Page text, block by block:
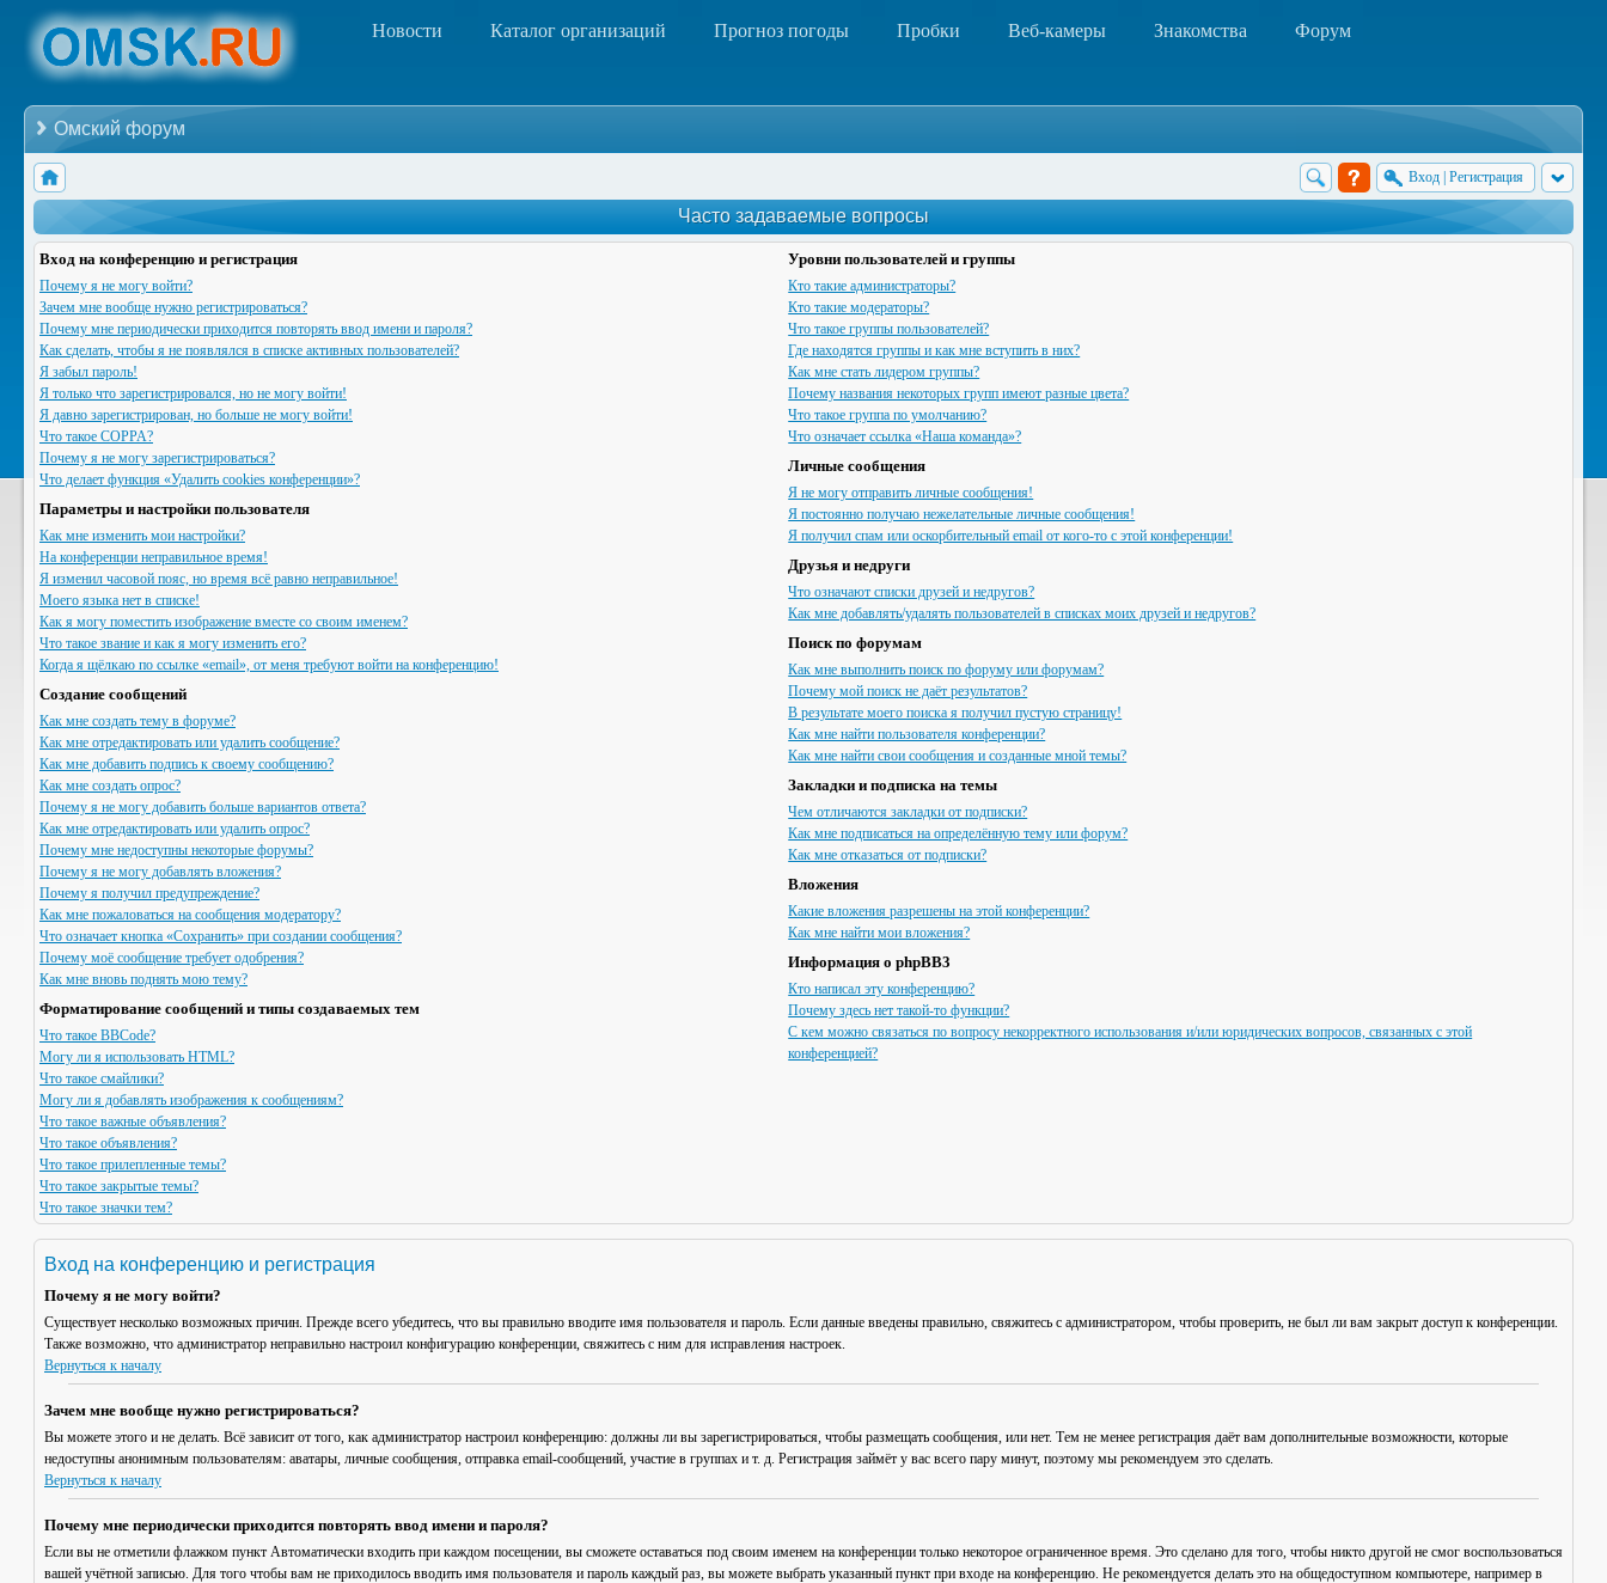
Новости Каталог организаций Прогноз погоды Пробки Веб-камеры Знакомства Форум
Омский форум
Вход Регистрация
Часто задаваемые вопросы
Вход на конференцию и регистрация
Почему я не могу войти?
Зачем мне вообще нужно регистрироваться?
Почему мне периодически приходится повторять ввод имени и пароля?
Как сделать, чтобы я не появлялся в списке активных пользователей?
Я забыл пароль!
Я только что зарегистрировался, но не могу войти!
Я давно зарегистрирован, но больше не могу войти!
Что такое COPPA?
Почему я не могу зарегистрироваться?
Что делает функция «Удалить cookies конференции»?
Параметры и настройки пользователя
Как мне изменить мои настройки?
На конференции неправильное время!
Я изменил часовой пояс, но время всё равно неправильное!
Моего языка нет в списке!
Как я могу поместить изображение вместе со своим именем?
Что такое звание и как я могу изменить его?
Когда я щёлкаю по ссылке «email», от меня требуют войти на конференцию!
Создание сообщений
Как мне создать тему в форуме?
Как мне отредактировать или удалить сообщение?
Как мне добавить подпись к своему сообщению?
Как мне создать опрос?
Почему я не могу добавить больше вариантов ответа?
Как мне отредактировать или удалить опрос?
Почему мне недоступны некоторые форумы?
Почему я не могу добавлять вложения?
Почему я получил предупреждение?
Как мне пожаловаться на сообщения модератору?
Что означает кнопка «Сохранить» при создании сообщения?
Почему моё сообщение требует одобрения?
Как мне вновь поднять мою тему?
Форматирование сообщений и типы создаваемых тем
Что такое BBCode?
Могу ли я использовать HTML?
Что такое смайлики?
Могу ли я добавлять изображения к сообщениям?
Что такое важные объявления?
Что такое объявления?
Что такое прилепленные темы?
Что такое закрытые темы?
Что такое значки тем?
Уровни пользователей и группы
Кто такие администраторы?
Кто такие модераторы?
Что такое группы пользователей?
Где находятся группы и как мне вступить в них?
Как мне стать лидером группы?
Почему названия некоторых групп имеют разные цвета?
Что такое группа по умолчанию?
Что означает ссылка «Наша команда»?
Личные сообщения
Я не могу отправить личные сообщения!
Я постоянно получаю нежелательные личные сообщения!
Я получил спам или оскорбительный email от кого-то с этой конференции!
Друзья и недруги
Что означают списки друзей и недругов?
Как мне добавлять/удалять пользователей в списках моих друзей и недругов?
Поиск по форумам
Как мне выполнить поиск по форуму или форумам?
Почему мой поиск не даёт результатов?
В результате моего поиска я получил пустую страницу!
Как мне найти пользователя конференции?
Как мне найти свои сообщения и созданные мной темы?
Закладки и подписка на темы
Чем отличаются закладки от подписки?
Как мне подписаться на определённую тему или форум?
Как мне отказаться от подписки?
Вложения
Какие вложения разрешены на этой конференции?
Как мне найти мои вложения?
Информация о phpBB3
Кто написал эту конференцию?
Почему здесь нет такой-то функции?
С кем можно связаться по вопросу некорректного использования и/или юридических вопросов, связанных с этой
конференцией?
Вход на конференцию и регистрация
Почему я не могу войти?
Существует несколько возможных причин. Прежде всего убедитесь, что вы правильно вводите имя пользователя и пароль. Если данные введены правильно, свяжитесь с администратором, чтобы проверить, не был ли вам закрыт доступ к конференции.
Также возможно, что администратор неправильно настроил конфигурацию конференции, свяжитесь с ним для исправления настроек.
Вернуться к началу
Зачем мне вообще нужно регистрироваться?
Вы можете этого и не делать. Всё зависит от того, как администратор настроил конференцию: должны ли вы зарегистрироваться, чтобы размещать сообщения, или нет. Тем не менее регистрация даёт вам дополнительные возможности, которые
недоступны анонимным пользователям: аватары, личные сообщения, отправка email-сообщений, участие в группах и т. д. Регистрация займёт у вас всего пару минут, поэтому мы рекомендуем это сделать.
Вернуться к началу
Почему мне периодически приходится повторять ввод имени и пароля?
Если вы не отметили флажком пункт Автоматически входить при каждом посещении, вы сможете оставаться под своим именем на конференции только некоторое ограниченное время. Это сделано для того, чтобы никто другой не смог воспользоваться
вашей учётной записью. Для того чтобы вам не приходилось вводить имя пользователя и пароль каждый раз, вы можете выбрать указанный пункт при входе на конференцию. Не рекомендуется делать это на общедоступном компьютере, например в